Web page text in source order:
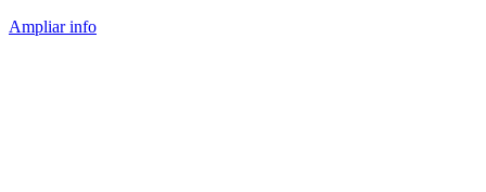
Ampliar info